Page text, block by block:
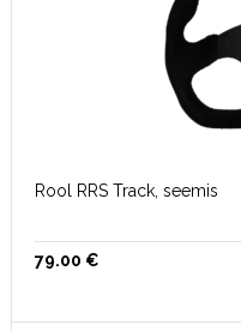
Rool RRS Track, seemis
79.00 €